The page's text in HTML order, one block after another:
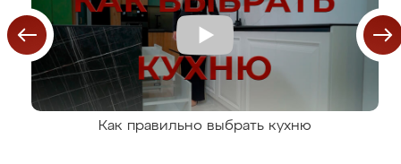
Как правильно выбрать кухню